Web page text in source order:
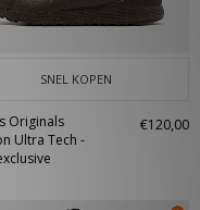
SNEL KOPEN
Originals
Ultra Tech -
€120,00